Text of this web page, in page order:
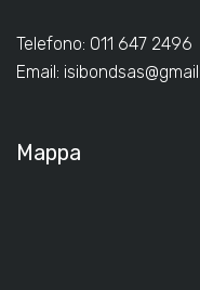
Telefono: 011 647 2496
Email:
Mappa